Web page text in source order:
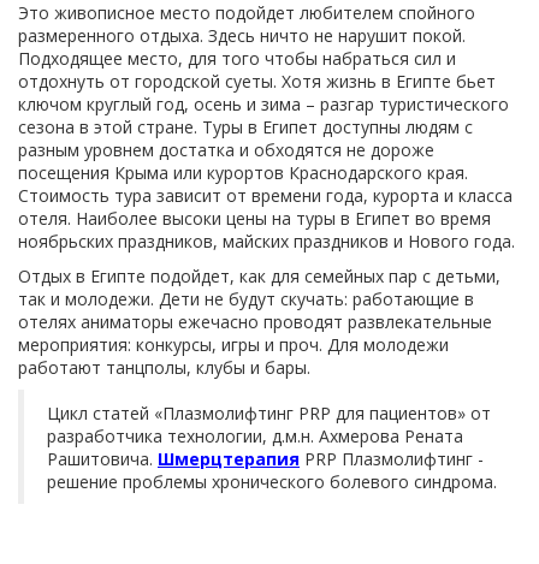
Это живописное место подойдет любителем спойного
размеренного отдыха. Здесь ничто не нарушит покой.
Подходящее место, для того чтобы набраться сил и
отдохнуть от городской суеты. Хотя жизнь в Египте бьет
ключом круглый год, осень и зима – разгар туристического
сезона в этой стране. Туры в Египет доступны людям с
разным уровнем достатка и обходятся не дороже
посещения Крыма или курортов Краснодарского края.
Стоимость тура зависит от времени года, курорта и класса
отеля. Наиболее высоки цены на туры в Египет во время
ноябрьских праздников, майских праздников и Нового года.
Отдых в Египте подойдет, как для семейных пар с детьми,
так и молодежи. Дети не будут скучать: работающие в
отелях аниматоры ежечасно проводят развлекательные
мероприятия: конкурсы, игры и проч. Для молодежи
работают танцполы, клубы и бары.
Цикл статей «Плазмолифтинг PRP для пациентов» от
разработчика технологии, д.м.н. Ахмерова Рената
Рашитовича. Шмерцтерапия PRP Плазмолифтинг -
решение проблемы хронического болевого синдрома.